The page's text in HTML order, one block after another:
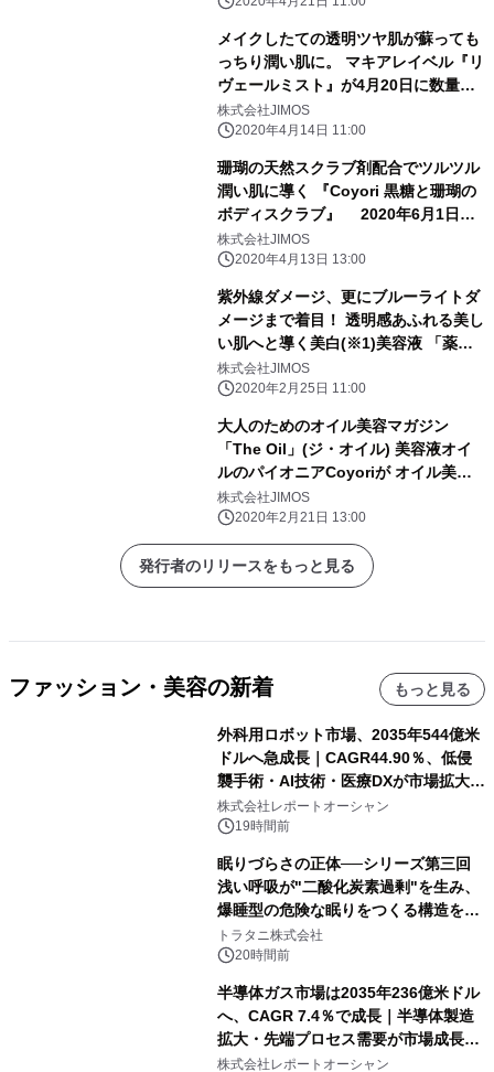
メイクしたての透明ツヤ肌が蘇っても
っちり潤い肌に。 マキアレイベル『リ
ヴェールミスト』が4月20日に数量限
定・発売！
株式会社JIMOS
2020年4月14日 11:00
珊瑚の天然スクラブ剤配合でツルツル
潤い肌に導く 『Coyori 黒糖と珊瑚の
ボディスクラブ』 2020年6月1日
(月)発売！
株式会社JIMOS
2020年4月13日 13:00
紫外線ダメージ、更にブルーライトダ
メージまで着目！ 透明感あふれる美し
い肌へと導く美白(※1)美容液 「薬用
ホワイトニングパワーブライトa(医薬
部外品)」 2020年3月1日(日)新発売！
株式会社JIMOS
2020年2月25日 11:00
大人のためのオイル美容マガジン
「The Oil」(ジ・オイル) 美容液オイ
ルのパイオニアCoyoriが オイル美容
専門メディアを3月2日(月)本格オープ
ン！
株式会社JIMOS
2020年2月21日 13:00
発行者のリリースをもっと見る
ファッション・美容の新着 もっと見る
外科用ロボット市場、2035年544億米
ドルへ急成長｜CAGR44.90％、低侵
襲手術・AI技術・医療DXが市場拡大を
牽引
株式会社レポートオーシャン
19時間前
眠りづらさの正体──シリーズ第三回
浅い呼吸が"二酸化炭素過剰"を生み、
爆睡型の危険な眠りをつくる構造を解
説
トラタニ株式会社
20時間前
半導体ガス市場は2035年236億米ドル
へ、CAGR 7.4％で成長｜半導体製造
拡大・先端プロセス需要が市場成長を
加速
株式会社レポートオーシャン